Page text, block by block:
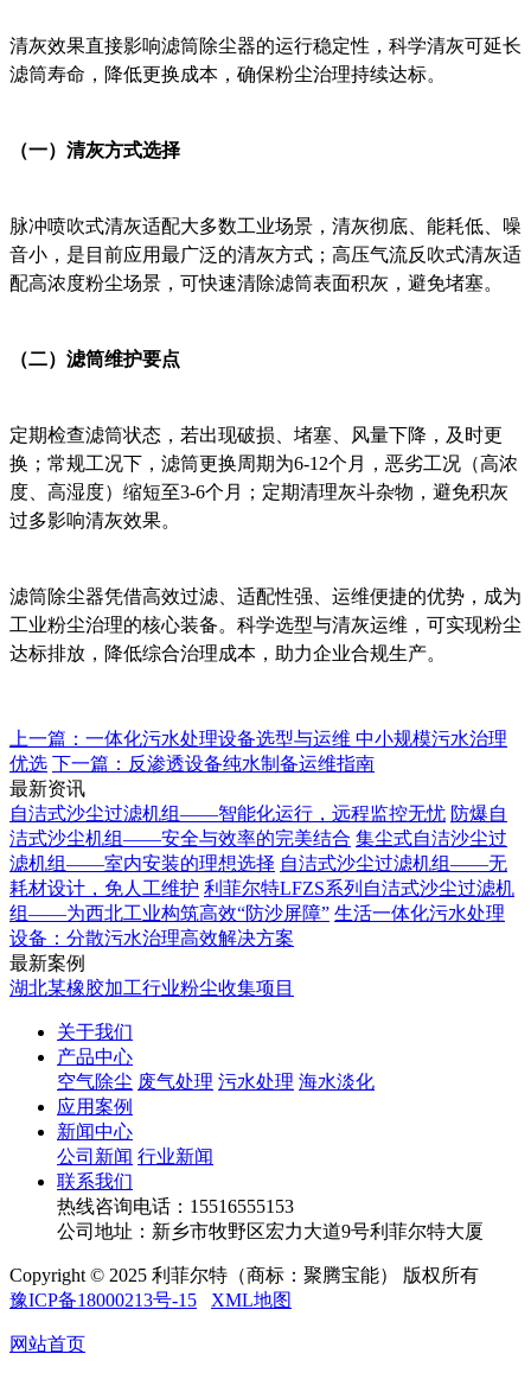
清灰效果直接影响滤筒除尘器的运行稳定性，科学清灰可延长
滤筒寿命，降低更换成本，确保粉尘治理持续达标。
（一）清灰方式选择
脉冲喷吹式清灰适配大多数工业场景，清灰彻底、能耗低、噪
音小，是目前应用最广泛的清灰方式；高压气流反吹式清灰适
配高浓度粉尘场景，可快速清除滤筒表面积灰，避免堵塞。
（二）滤筒维护要点
定期检查滤筒状态，若出现破损、堵塞、风量下降，及时更
换；常规工况下，滤筒更换周期为6-12个月，恶劣工况（高浓
度、高湿度）缩短至3-6个月；定期清理灰斗杂物，避免积灰
过多影响清灰效果。
滤筒除尘器凭借高效过滤、适配性强、运维便捷的优势，成为
工业粉尘治理的核心装备。科学选型与清灰运维，可实现粉尘
达标排放，降低综合治理成本，助力企业合规生产。
上一篇：​一体化污水处理设备选型与运维 中小规模污水治理
优选 下一篇：反渗透设备纯水制备运维指南
最新资讯
自洁式沙尘过滤机组——智能化运行，远程监控无忧 防爆自
洁式沙尘机组——安全与效率的完美结合 集尘式自洁沙尘过
滤机组——室内安装的理想选择 自洁式沙尘过滤机组——无
耗材设计，免人工维护 利菲尔特LFZS系列自洁式沙尘过滤机
组——为西北工业构筑高效“防沙屏障” 生活一体化污水处理
设备：分散污水治理高效解决方案
最新案例
湖北某橡胶加工行业粉尘收集项目
关于我们
产品中心
空气除尘 废气处理 污水处理 海水淡化
应用案例
新闻中心
公司新闻 行业新闻
联系我们
热线咨询电话： 15516555153
公司地址：新乡市牧野区宏力大道9号利菲尔特大厦
Copyright © 2025 利菲尔特（商标：聚腾宝能） 版权所有
豫ICP备18000213号-15
XML地图
网站首页